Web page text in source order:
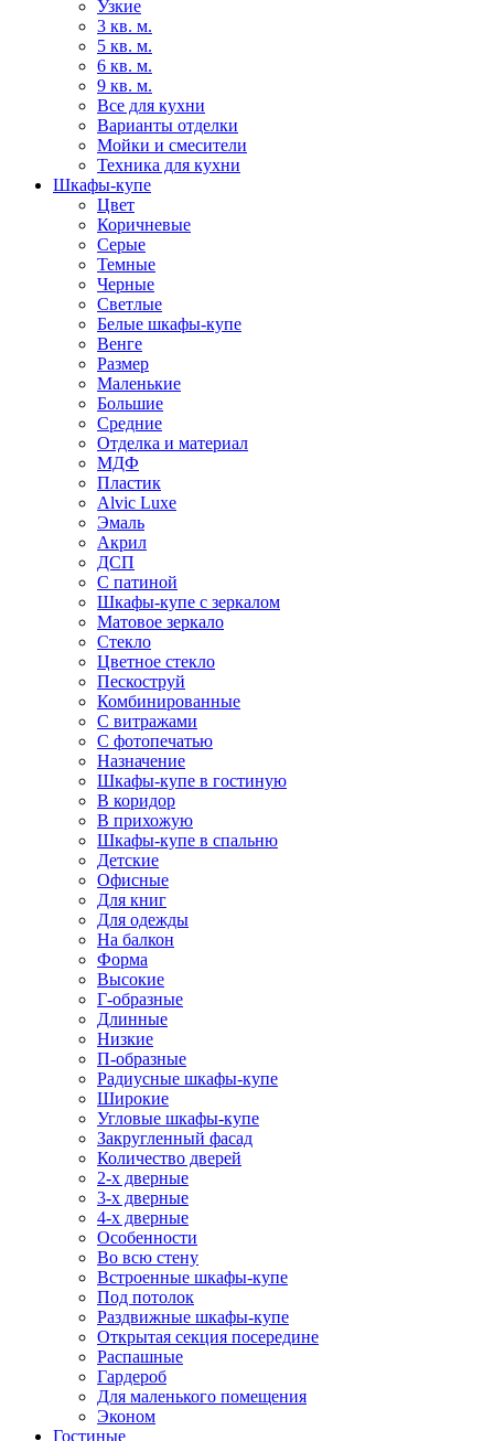
Узкие
3 кв. м.
5 кв. м.
6 кв. м.
9 кв. м.
Все для кухни
Варианты отделки
Мойки и смесители
Техника для кухни
Шкафы-купе
Цвет
Коричневые
Серые
Темные
Черные
Светлые
Белые шкафы-купе
Венге
Размер
Маленькие
Большие
Средние
Отделка и материал
МДФ
Пластик
Alvic Luxe
Эмаль
Акрил
ДСП
С патиной
Шкафы-купе с зеркалом
Матовое зеркало
Стекло
Цветное стекло
Пескоструй
Комбинированные
С витражами
С фотопечатью
Назначение
Шкафы-купе в гостиную
В коридор
В прихожую
Шкафы-купе в спальню
Детские
Офисные
Для книг
Для одежды
На балкон
Форма
Высокие
Г-образные
Длинные
Низкие
П-образные
Радиусные шкафы-купе
Широкие
Угловые шкафы-купе
Закругленный фасад
Количество дверей
2-х дверные
3-х дверные
4-х дверные
Особенности
Во всю стену
Встроенные шкафы-купе
Под потолок
Раздвижные шкафы-купе
Открытая секция посередине
Распашные
Гардероб
Для маленького помещения
Эконом
Гостиные